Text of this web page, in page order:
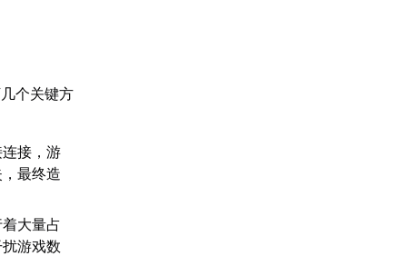
个关键方
接，游
最终造
大量占
游戏数